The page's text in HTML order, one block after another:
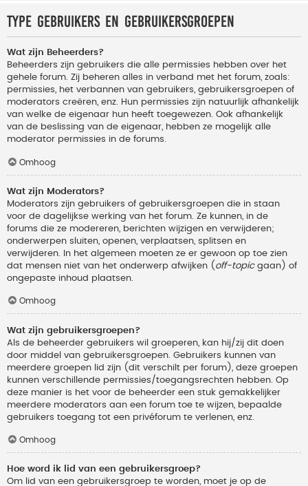
Type gebruikers en gebruikersgroepen
Wat zijn Beheerders?
Beheerders zijn gebruikers die alle permissies hebben over het
gehele forum. Zij beheren alles in verband met het forum, zoals:
permissies, het verbannen van gebruikers, gebruikersgroepen of
moderators creëren, enz. Hun permissies zijn natuurlijk afhankelijk
van welke de eigenaar hun heeft toegewezen. Ook afhankelijk
van de beslissing van de eigenaar, hebben ze mogelijk alle
moderator permissies in de forums.
Omhoog
Wat zijn Moderators?
Moderators zijn gebruikers of gebruikersgroepen die in staan
voor de dagelijkse werking van het forum. Ze kunnen, in de
forums die ze modereren, berichten wijzigen en verwijderen;
onderwerpen sluiten, openen, verplaatsen, splitsen en
verwijderen. In het algemeen moeten ze er gewoon op toe zien
dat mensen niet van het onderwerp afwijken ( off-topicgaan) of
ongepaste inhoud plaatsen.
Omhoog
Wat zijn gebruikersgroepen?
Als de beheerder gebruikers wil groeperen, kan hij/zij dit doen
door middel van gebruikersgroepen. Gebruikers kunnen van
meerdere groepen lid zijn (dit verschilt per forum), deze groepen
kunnen verschillende permissies/toegangsrechten hebben. Op
deze manier is het voor de beheerder een stuk gemakkelijker
meerdere moderators aan een forum toe te wijzen, bepaalde
gebruikers toegang tot een privéforum te verlenen, enz.
Omhoog
Hoe word ik lid van een gebruikersgroep?
Om lid van een gebruikersgroep te worden, moet je op de